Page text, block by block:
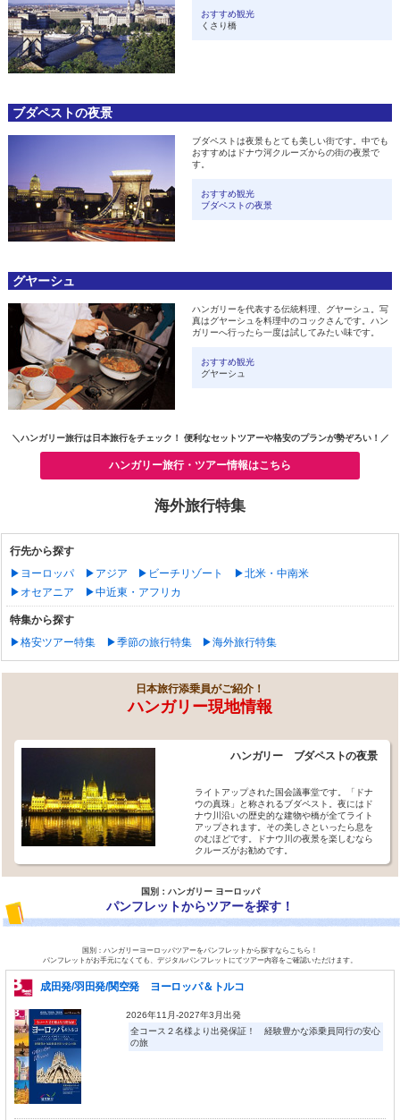
おすすめ観光
くさり橋
ブダペストの夜景
ブダペストは夜景もとても美しい街です。中でも
おすすめはドナウ河クルーズからの街の夜景で
す。
おすすめ観光
ブダペストの夜景
グヤーシュ
ハンガリーを代表する伝統料理、グヤーシュ。写
真はグヤーシュを料理中のコックさんです。ハン
ガリーへ行ったら一度は試してみたい味です。
おすすめ観光
グヤーシュ
＼ハンガリー旅行は日本旅行をチェック！ 便利なセットツアーや格安のプランが勢ぞろい！／
ハンガリー旅行・ツアー情報はこちら
海外旅行特集
行先から探す
▶ヨーロッパ
▶アジア ▶ビーチリゾート
▶北米・中南米
▶オセアニア
▶中近東・アフリカ
特集から探す
▶格安ツアー特集
▶季節の旅行特集 ▶海外旅行特集
日本旅行添乗員がご紹介！
ハンガリー現地情報
ハンガリー ブダペストの夜景
ライトアップされた国会議事堂です。「ドナ
ウの真珠」と称されるブダペスト。夜にはド
ナウ川沿いの歴史的な建物や橋が全てライト
アップされます。その美しさといったら息を
のむほどです。ドナウ川の夜景を楽しむなら
クルーズがお勧めです。
国別：ハンガリー ヨーロッパ
パンフレットからツアーを探す！
国別：ハンガリーヨーロッパツアーをパンフレットから探すならこちら！
パンフレットがお手元になくても、デジタルパンフレットにてツアー内容をご確認いただけます。
成田発/羽田発/関空発 ヨーロッパ＆トルコ
2026年11月-2027年3月出発
全コース２名様より出発保証！ 経験豊かな添乗員同行の安心
の旅